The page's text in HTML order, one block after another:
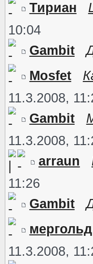
Тириан
10:04
Gambit
Mosfet
11.3.2008,
Gambit
11.3.2008,
arraun
11:26
Gambit
мергольд
11.3.2008,